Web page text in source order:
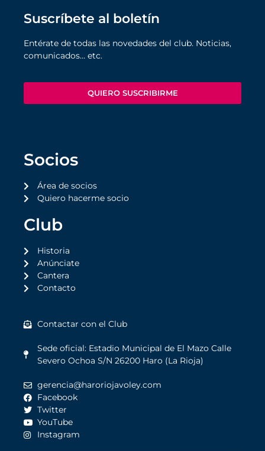
Suscríbete al boletín
Entérate de todas las novedades del club. Noticias,
comunicados… etc.
QUIERO SUSCRIBIRME
Socios
Área de socios
Quiero hacerme socio
Club
Historia
Anúnciate
Cantera
Contacto
Contactar con el Club
Sede oficial: Estadio Municipal de El Mazo Calle
Severo Ochoa S/N 26200 Haro (La Rioja)
gerencia@haroriojavoley.com
Facebook
Twitter
YouTube
Instagram